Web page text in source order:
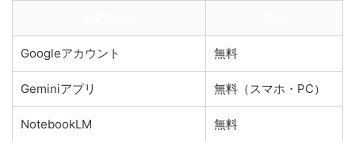
Googleアカウント 無料
Geminiアプリ 無料（スマホ・PC）
NotebookLM 無料